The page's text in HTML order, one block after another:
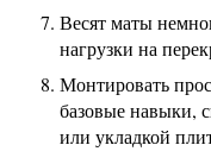
Весят маты
нагрузки на
Монтировать
базовые навыки,
или укладкой